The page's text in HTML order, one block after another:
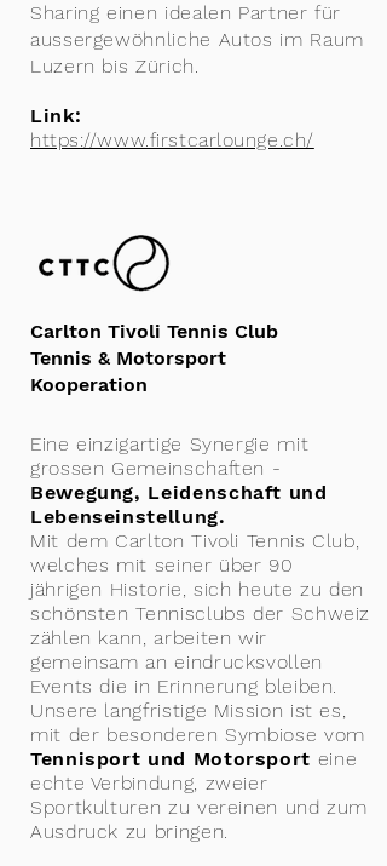
Sharing einen idealen Partner für
aussergewöhnliche Autos im Raum
Luzern bis Zürich.
Link:
https://www.firstcarlounge.ch/
Carlton Tivoli Tennis Club
Tennis & Motorsport
Kooperation
Eine einzigartige Synergie mit
grossen Gemeinschaften -
Bewegung, Leidenschaft und
Lebenseinstellung.
Mit dem Carlton Tivoli Tennis Club,
welches mit seiner über 90
jährigen Historie, sich heute zu den
schönsten Tennisclubs der Schweiz
zählen kann, arbeiten wir
gemeinsam an eindrucksvollen
Events die in Erinnerung bleiben.
Unsere langfristige Mission ist es,
mit der besonderen Symbiose vom
Tennisport und Motorsport eine
echte Verbindung, zweier
Sportkulturen zu vereinen und zum
Ausdruck zu bringen.